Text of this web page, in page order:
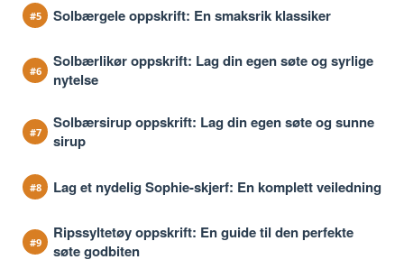
Solbærgele oppskrift: En smaksrik klassiker
Solbærlikør oppskrift: Lag din egen søte og syrlige
nytelse
Solbærsirup oppskrift: Lag din egen søte og sunne
sirup
Lag et nydelig Sophie-skjerf: En komplett veiledning
Ripssyltetøy oppskrift: En guide til den perfekte
søte godbiten